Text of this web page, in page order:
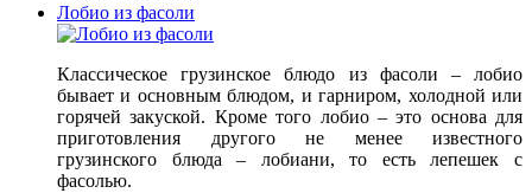
Лобио из фасоли
Классическое грузинское блюдо из фасоли – лобио
бывает и основным блюдом, и гарниром, холодной или
горячей закуской. Кроме того лобио – это основа для
приготовления другого не менее известного
грузинского блюда – лобиани, то есть лепешек с
фасолью.